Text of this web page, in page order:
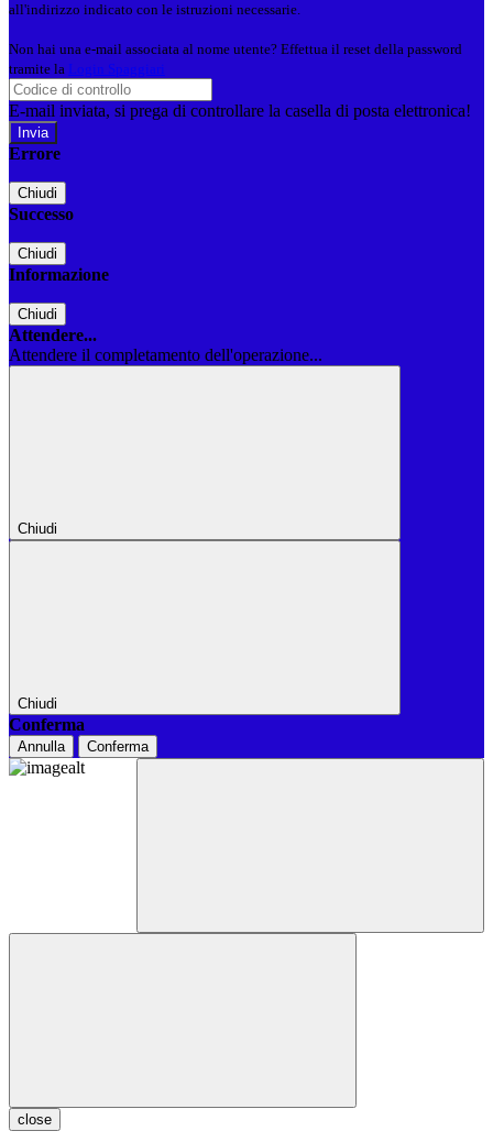
all'indirizzo indicato con le istruzioni necessarie.
Non hai una e-mail associata al nome utente? Effettua il reset della password
tramite la Login Spaggiari
E-mail inviata, si prega di controllare la casella di posta elettronica!
Errore
Chiudi
Successo
Chiudi
Informazione
Chiudi
Attendere...
Attendere il completamento dell'operazione...
Chiudi
Chiudi
Conferma
Annulla Conferma
close